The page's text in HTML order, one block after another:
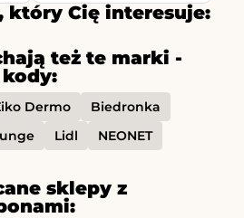
który Cię interesuje:
też te marki -
Dermo
Biedronka
Lidl
NEONET
sklepy z